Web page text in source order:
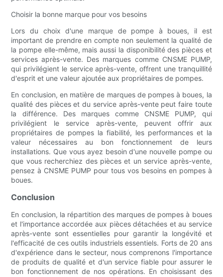
Choisir la bonne marque pour vos besoins
Lors du choix d'une marque de pompe à boues, il est
important de prendre en compte non seulement la qualité de
la pompe elle-même, mais aussi la disponibilité des pièces et
services après-vente. Des marques comme CNSME PUMP,
qui privilégient le service après-vente, offrent une tranquillité
d'esprit et une valeur ajoutée aux propriétaires de pompes.
En conclusion, en matière de marques de pompes à boues, la
qualité des pièces et du service après-vente peut faire toute
la différence. Des marques comme CNSME PUMP, qui
privilégient le service après-vente, peuvent offrir aux
propriétaires de pompes la fiabilité, les performances et la
valeur nécessaires au bon fonctionnement de leurs
installations. Que vous ayez besoin d'une nouvelle pompe ou
que vous recherchiez des pièces et un service après-vente,
pensez à CNSME PUMP pour tous vos besoins en pompes à
boues.
Conclusion
En conclusion, la répartition des marques de pompes à boues
et l'importance accordée aux pièces détachées et au service
après-vente sont essentielles pour garantir la longévité et
l'efficacité de ces outils industriels essentiels. Forts de 20 ans
d'expérience dans le secteur, nous comprenons l'importance
de produits de qualité et d'un service fiable pour assurer le
bon fonctionnement de nos opérations. En choisissant des